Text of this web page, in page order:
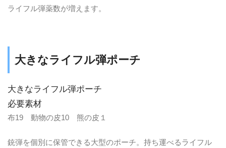
ライフル弾薬数が増えます。
大きなライフル弾ポーチ
大きなライフル弾ポーチ
必要素材
布19 動物の皮10 熊の皮１
銃弾を個別に保管できる大型のポーチ。持ち運べるライフル